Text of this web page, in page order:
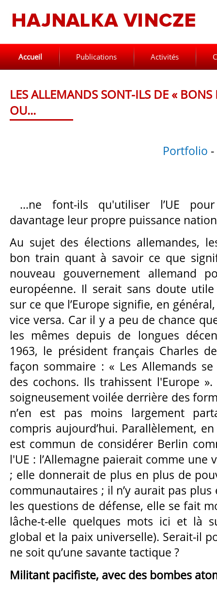
Accueil Publications Activités
LES ALLEMANDS SONT-ILS DE « BONS
OU...
Portfolio
...ne font-ils qu'utiliser l’UE
davantage leur propre puissance
Au sujet des élections allemandes,
bon train quant à savoir ce que
nouveau gouvernement allemand
européenne. Il serait sans doute
sur ce que l’Europe signifie, en
vice versa. Car il y a peu de chance
les mêmes depuis de longues
1963, le président français Charles
façon sommaire : « Les Allemands
des cochons. Ils trahissent l'Europe
soigneusement voilée derrière des
n’en est pas moins largement
compris aujourd’hui. Parallèlement,
est commun de considérer Berlin
l'UE : l’Allemagne paierait comme une
; elle donnerait de plus en plus de
communautaires ; il n’y aurait pas plus
les questions de défense, elle se fait
lâche-t-elle quelques mots ici et là
global et la paix universelle). Serait-il
ne soit qu’une savante tactique ?
Militant pacifiste, avec des bombes